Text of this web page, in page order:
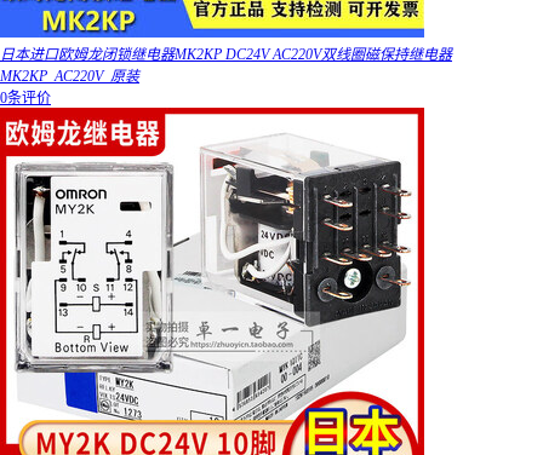
日本进口欧姆龙闭锁继电器MK2KP DC24V AC220V双线圈磁保持继电器
MK2KP_AC220V_原装
0条评价